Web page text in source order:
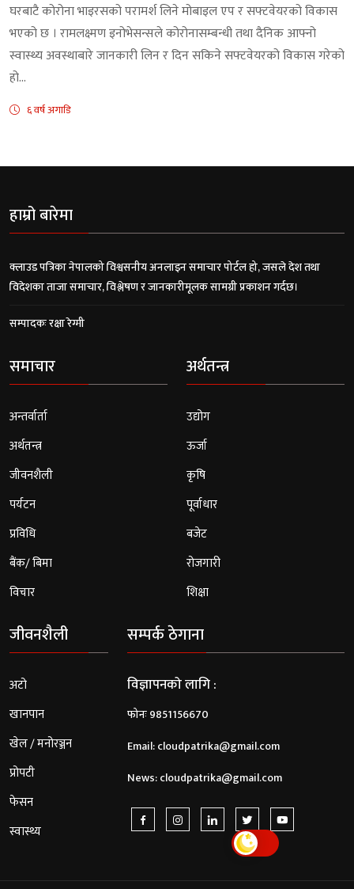
घरबाटै कोरोना भाइरसको परामर्श लिने मोबाइल एप र सफ्टवेयरको विकास
भएको छ । रामलक्ष्मण इनोभेसन्सले कोरोनासम्बन्धी तथा दैनिक आफ्नो
स्वास्थ्य अवस्थाबारे जानकारी लिन र दिन सकिने सफ्टवेयरको विकास गरेको
हो...
६ वर्ष अगाडि
हाम्रो बारेमा
क्लाउड पत्रिका नेपालको विश्वसनीय अनलाइन समाचार पोर्टल हो, जसले देश तथा
विदेशका ताजा समाचार, विश्लेषण र जानकारीमूलक सामग्री प्रकाशन गर्दछ।
सम्पादकः रक्षा रेग्मी
समाचार
अन्तर्वार्ता
अर्थतन्त्र
जीवनशैली
पर्यटन
प्रविधि
बैंक/ बिमा
विचार
अर्थतन्त्र
उद्योग
ऊर्जा
कृषि
पूर्वाधार
बजेट
रोजगारी
शिक्षा
जीवनशैली
अटो
खानपान
खेल / मनोरञ्जन
प्रोपटी
फेसन
स्वास्थ्य
सम्पर्क ठेगाना
विज्ञापनको लागि :
फोनः 9851156670
Email:cloudpatrika@gmail.com
News:cloudpatrika@gmail.com